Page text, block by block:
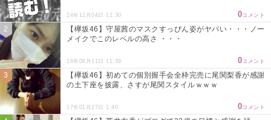
24年12月04日 11:30 0コメント
【欅坂46】守屋茜のマスクすっぴん姿がヤバい・・・ノー
メイクでこのレベルの高さ ・・・
16年06月11日 11:39 0コメント
【欅坂46】初めての個別握手会全枠完売に尾関梨香が感謝
の土下座を披露、さすが尾関スタイルｗｗｗ
17年01月27日 1:40 0コメント